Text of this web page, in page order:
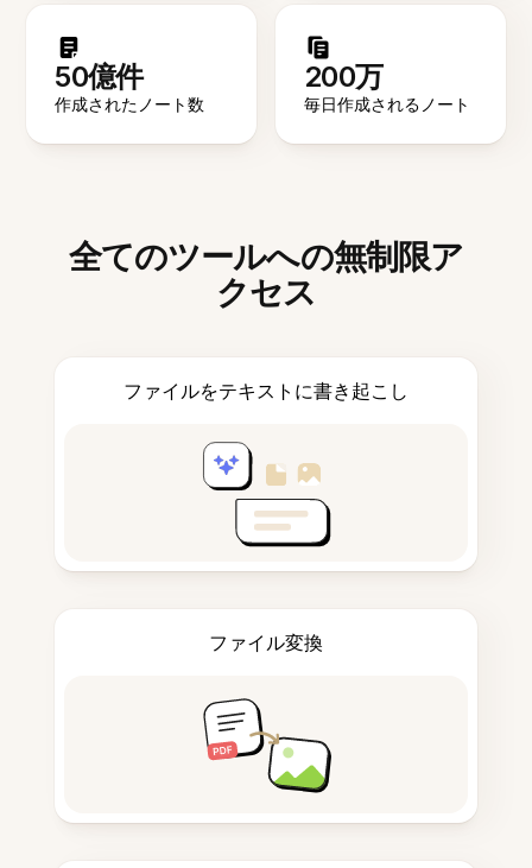
50億件
作成されたノート数
200万
毎日作成されるノート
全てのツールへの無制限ア
クセス
ファイルをテキストに書き起こし
ファイル変換